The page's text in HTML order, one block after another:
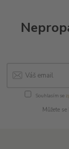
Souhlasím se
Můžete